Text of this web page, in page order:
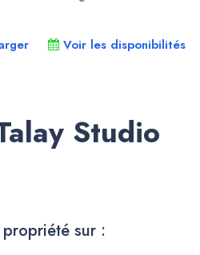
Voir les disponibilités
Studio
sur :